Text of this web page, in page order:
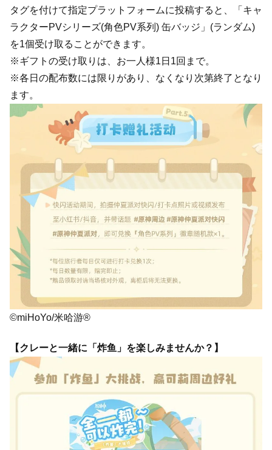
タグを付けて指定プラットフォームに投稿すると、「キャ
ラクターPVシリーズ(角色PV系列) 缶バッジ」(ランダム)
を1個受け取ることができます。
※ギフトの受け取りは、お一人様1日1回まで。
※各日の配布数には限りがあり、なくなり次第終了となり
ます。
©miHoYo/米哈游®
【クレーと一緒に「炸鱼」を楽しみませんか？】